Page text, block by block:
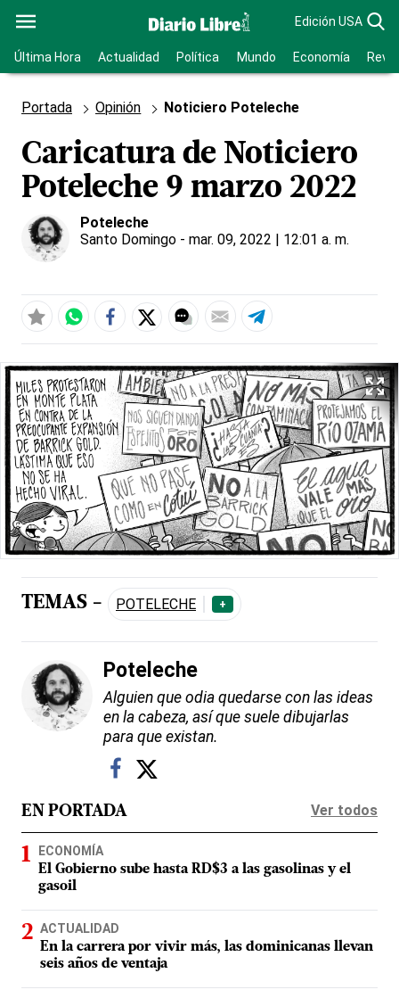
Edición USA
Última Hora Actualidad Política Mundo Economía
Portada Opinión Noticiero Poteleche
Caricatura de Noticiero
Poteleche 9 marzo 2022
Poteleche
Santo Domingo - mar. 09, 2022 | 12:01 a. m.
TEMAS - POTELECHE +
Poteleche
Alguien que odia quedarse con las ideas
en la cabeza, así que suele dibujarlas
para que existan.
EN PORTADA Ver todos
ECONOMÍA
El Gobierno sube hasta RD$3 a las gasolinas y el
gasoil
ACTUALIDAD
En la carrera por vivir más, las dominicanas llevan
seis años de ventaja